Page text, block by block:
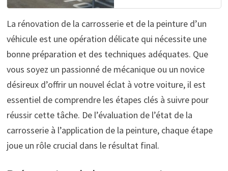
La rénovation de la carrosserie et de la peinture d’un
véhicule est une opération délicate qui nécessite une
bonne préparation et des techniques adéquates. Que
vous soyez un passionné de mécanique ou un novice
désireux d’offrir un nouvel éclat à votre voiture, il est
essentiel de comprendre les étapes clés à suivre pour
réussir cette tâche. De l’évaluation de l’état de la
carrosserie à l’application de la peinture, chaque étape
joue un rôle crucial dans le résultat final.